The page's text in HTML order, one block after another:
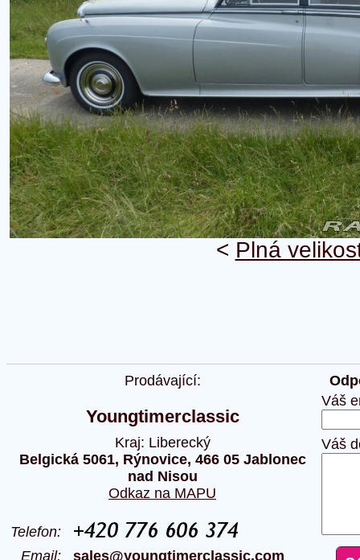
< Plná
Prodávající:
Youngtimerclassic
Kraj: Liberecký
Belgická 5061, Rýnovice, 466 05 Jablonec
nad Nisou
Odkaz na MAPU
Telefon:
Email: sales@youngtimerclassic.com
Váš
Váš